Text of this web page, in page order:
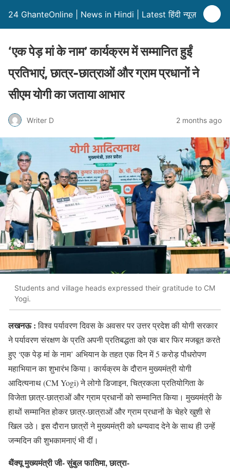
24 GhanteOnline | News in Hindi | Latest हिंदी न्यूज़
‘एक पेड़ मां के नाम’ कार्यक्रम में सम्मानित हुईं
प्रतिभाएं, छात्र-छात्राओं और ग्राम प्रधानों ने
सीएम योगी का जताया आभार
Writer D 2 months ago
Students and village heads expressed their gratitude to CM
Yogi.
लखनऊ :विश्व पर्यावरण दिवस के अवसर पर उत्तर प्रदेश की योगी सरकार
ने पर्यावरण संरक्षण के प्रति अपनी प्रतिबद्धता को एक बार फिर मजबूत करते
हुए ‘एक पेड़ मां के नाम’ अभियान के तहत एक दिन में 5 करोड़ पौधरोपण
महाभियान का शुभारंभ किया। कार्यक्रम के दौरान मुख्यमंत्री योगी
आदित्यनाथ (CM Yogi) ने लोगो डिजाइन, चित्रकला प्रतियोगिता के
विजेता छात्र-छात्राओं और ग्राम प्रधानों को सम्मानित किया। मुख्यमंत्री के
हाथों सम्मानित होकर छात्र-छात्राओं और ग्राम प्रधानों के चेहरे खुशी से
खिल उठे। इस दौरान छात्रों ने मुख्यमंत्री को धन्यवाद देने के साथ ही उन्हें
जन्मदिन की शुभकामनाएं भी दीं।
थैंक्यू मुख्यमंत्री जी- सुंबुल फातिमा, छात्रा-